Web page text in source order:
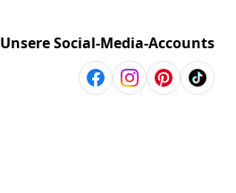
Unsere Social-Media-Accounts